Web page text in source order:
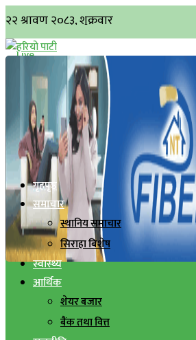
गृहपृष्ठ
समाचार
स्थानिय समाचार
सिराहा बिशेष
स्वास्थ्य
आर्थिक
शेयर बजार
बैंक तथा वित्त